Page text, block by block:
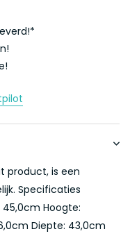
product, is een
Specificaties
Hoogte:
Diepte: 43,0cm